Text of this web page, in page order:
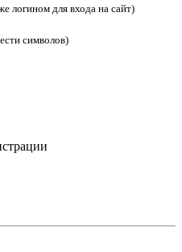
логином для входа на сайт)
символов)